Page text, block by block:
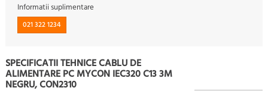
Informatii suplimentare
021 322 1234
SPECIFICATII TEHNICE CABLU DE
ALIMENTARE PC MYCON IEC320 C13 3M
NEGRU, CON2310